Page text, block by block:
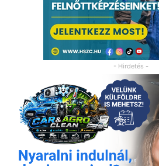
- Hirdetés -